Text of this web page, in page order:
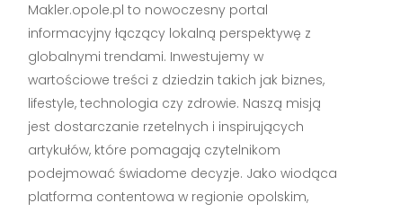
Makler.opole.pl to nowoczesny portal
informacyjny łączący lokalną perspektywę z
globalnymi trendami. Inwestujemy w
wartościowe treści z dziedzin takich jak biznes,
lifestyle, technologia czy zdrowie. Naszą misją
jest dostarczanie rzetelnych i inspirujących
artykułów, które pomagają czytelnikom
podejmować świadome decyzje. Jako wiodąca
platforma contentowa w regionie opolskim,